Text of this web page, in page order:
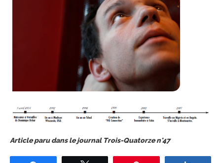
Article paru dans le journal Trois-Quatorze n°47